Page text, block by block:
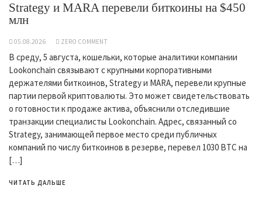
Strategy и MARA перевели биткоины на $450
млн
05.08.2026 ZERO COMMENT
В среду, 5 августа, кошельки, которые аналитики компании
Lookonchain связывают с крупными корпоративными
держателями биткоинов, Strategy и MARA, перевели крупные
партии первой криптовалюты. Это может свидетельствовать
о готовности к продаже актива, объяснили отследившие
транзакции специалисты Lookonchain. Адрес, связанный со
Strategy, занимающей первое место среди публичных
компаний по числу биткоинов в резерве, перевел 1030 BTC на
[…]
ЧИТАТЬ ДАЛЬШЕ